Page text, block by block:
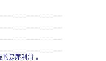
是犀利哥 。